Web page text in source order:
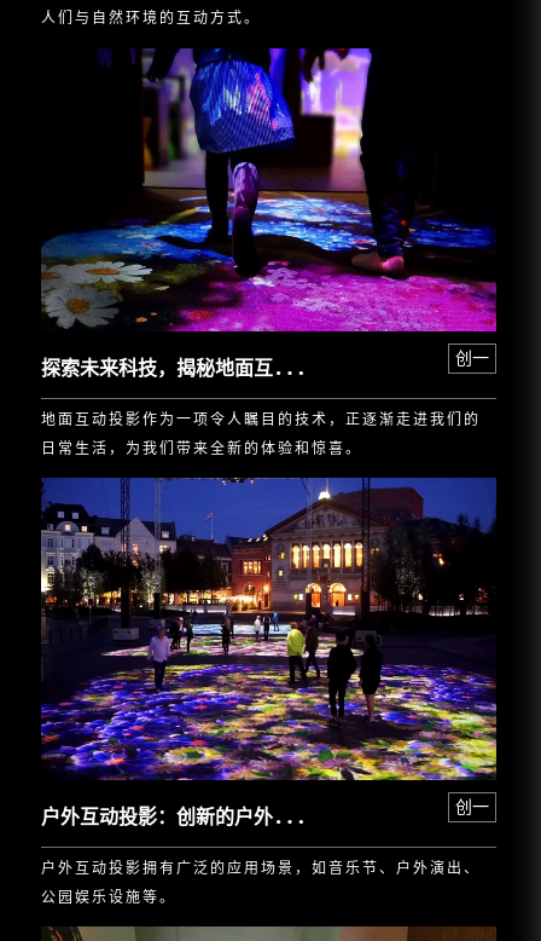
人们与自然环境的互动方式。
探
索未来科技，揭秘地面互动投影的奇妙世界 创一
地面互动投影作为一项令人瞩目的技术，正逐渐走进我们的
日常生活，为我们带来全新的体验和惊喜。
户
外互动投影：创新的户外娱乐体验 创一
户外互动投影拥有广泛的应用场景，如音乐节、户外演出、
公园娱乐设施等。